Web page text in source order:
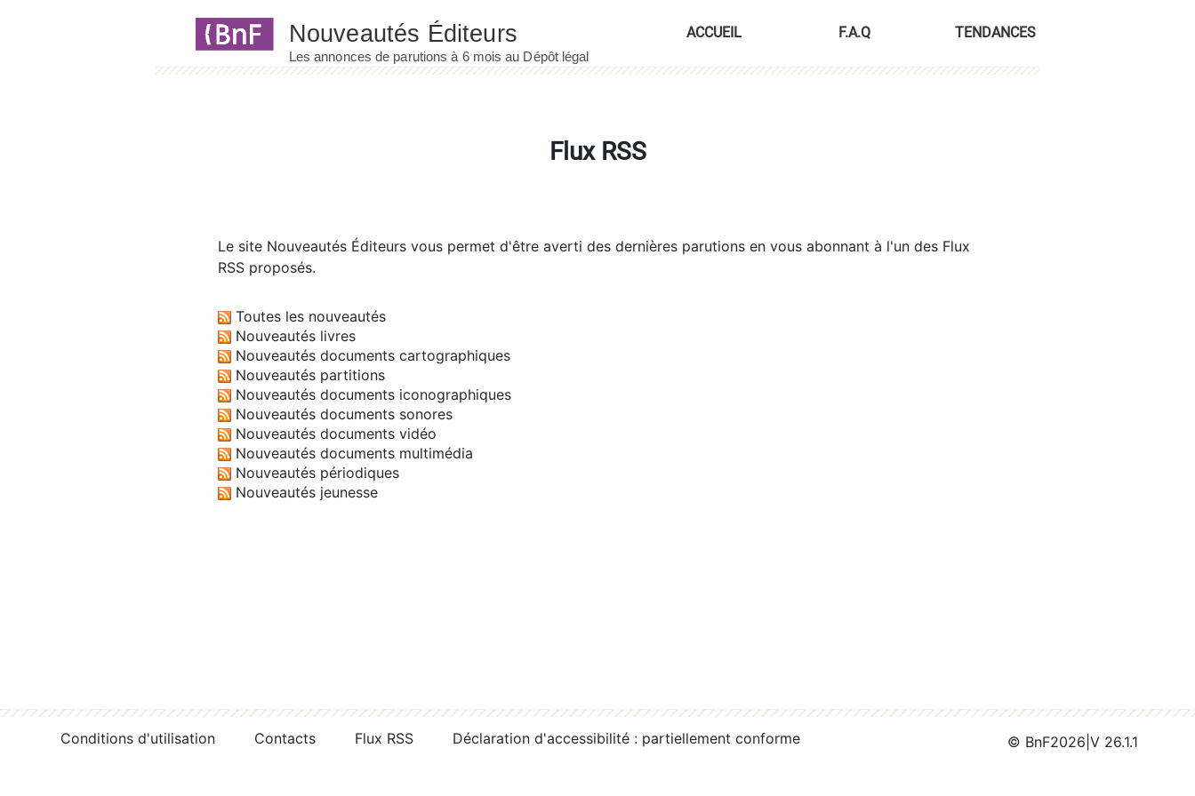
ACCUEIL F.A.Q TENDANCES
Flux RSS
Le site Nouveautés Éditeurs vous permet d'être averti des dernières parutions en vous abonnant à l'un des Flux
RSS proposés.
Toutes les nouveautés
Nouveautés livres
Nouveautés documents cartographiques
Nouveautés partitions
Nouveautés documents iconographiques
Nouveautés documents sonores
Nouveautés documents vidéo
Nouveautés documents multimédia
Nouveautés périodiques
Nouveautés jeunesse
Conditions d'utilisation Contacts Flux RSS Déclaration d'accessibilité : partiellement conforme © BnF2026 V 26.1.1